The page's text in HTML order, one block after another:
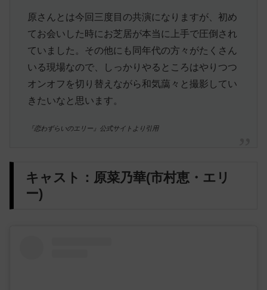
原さんとは今回三度目の共演になりますが、初め
てお会いした時にお芝居が本当に上手で圧倒され
ていました。その他にも同年代の方々がたくさん
いる現場なので、しっかりやるところはやりつつ
オンオフを切り替えながら和気藹々と撮影してい
きたいなと思います。
『恋わずらいのエリー』公式サイトより引用
キャスト：原菜乃華(市村恵・エリ
ー)